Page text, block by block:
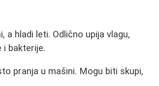
hladi leti. Odlično upija vlagu,
i bakterije.
pranja u mašini. Mogu biti skupi,